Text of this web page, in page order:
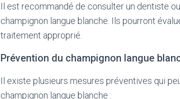
Il est recommandé de consulter un dentiste
champignon langue blanche. Ils pourront
traitement approprié.
Prévention du champignon langue
Il existe plusieurs mesures préventives qui
champignon langue blanche :